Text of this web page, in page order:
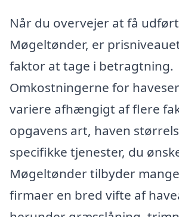
Når du overvejer at få
Møgeltønder, er
faktor at tage i betragtning.
Omkostningerne for
variere afhængigt af flere
opgavens art, haven
specifikke tjenester, du
Møgeltønder tilbyder
firmaer en bred vifte af